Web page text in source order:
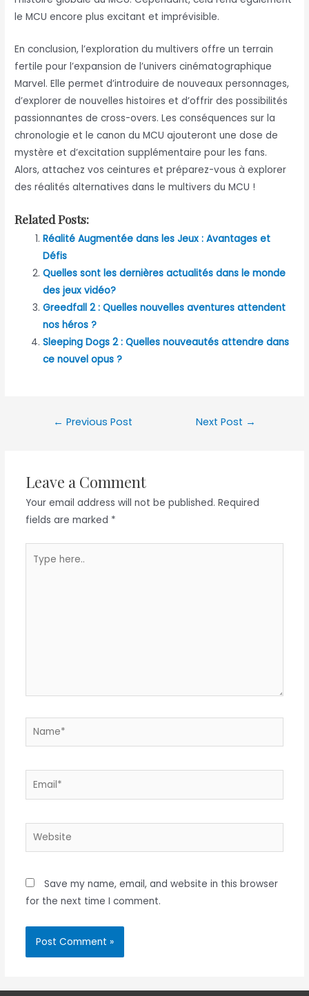
le MCU encore plus excitant et imprévisible.
En conclusion, l’exploration du multivers offre un terrain
fertile pour l’expansion de l’univers cinématographique
Marvel. Elle permet d’introduire de nouveaux personnages,
d’explorer de nouvelles histoires et d’offrir des possibilités
passionnantes de cross-overs. Les conséquences sur la
chronologie et le canon du MCU ajouteront une dose de
mystère et d’excitation supplémentaire pour les fans.
Alors, attachez vos ceintures et préparez-vous à explorer
des réalités alternatives dans le multivers du MCU !
Related Posts:
Réalité Augmentée dans les Jeux : Avantages et
Défis
Quelles sont les dernières actualités dans le monde
des jeux vidéo?
Greedfall 2 : Quelles nouvelles aventures attendent
nos héros ?
Sleeping Dogs 2 : Quelles nouveautés attendre dans
ce nouvel opus ?
← Previous Post Next Post →
Leave a Comment
Your email address will not be published. Required
fields are marked *
here..
Name*
Email*
Website
Save my name, email, and website in this browser
for the next time I comment.